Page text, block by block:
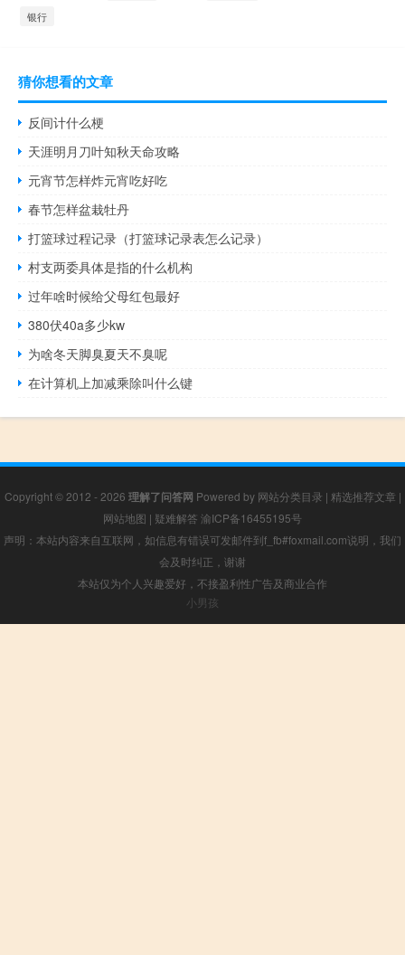
银行
猜你想看的文章
反间计什么梗
天涯明月刀叶知秋天命攻略
元宵节怎样炸元宵吃好吃
春节怎样盆栽牡丹
打篮球过程记录（打篮球记录表怎么记录）
村支两委具体是指的什么机构
过年啥时候给父母红包最好
380伏40a多少kw
为啥冬天脚臭夏天不臭呢
在计算机上加减乘除叫什么键
Copyright © 2012 - 2026 理解了问答网 Powered by 网站分类目录 | 精选推荐文章 |
网站地图 | 疑难解答 渝ICP备16455195号
声明：本站内容来自互联网，如信息有错误可发邮件到f_fb#foxmail.com说明，我们
会及时纠正，谢谢
本站仅为个人兴趣爱好，不接盈利性广告及商业合作
小男孩